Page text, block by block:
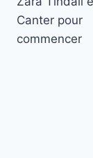
de
l’article
Canter pour
commencer